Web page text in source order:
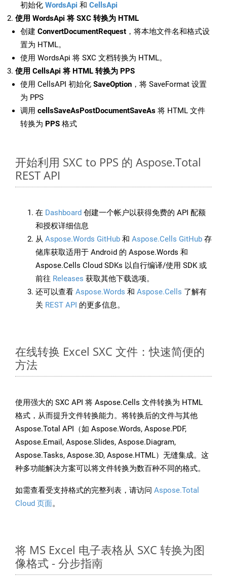
初始化 WordsApi 和 CellsApi
使用 WordsApi 将 SXC 转换为 HTML
创建 ConvertDocumentRequest ，将本地文件名和格式设
置为 HTML。
使用 WordsApi 将 SXC 文档转换为 HTML。
使用 CellsApi 将 HTML 转换为 PPS
使用 CellsAPI 初始化 SaveOption ，将 SaveFormat 设置
为 PPS
调用 cellsSaveAsPostDocumentSaveAs 将 HTML 文件
转换为 PPS 格式
开始利用 SXC to PPS 的 Aspose.Total
REST API
在 Dashboard 创建一个帐户以获得免费的 API 配额
和授权详细信息
从 Aspose.Words GitHub 和 Aspose.Cells GitHub 存
储库获取适用于 Android 的 Aspose.Words 和
Aspose.Cells Cloud SDKs 以自行编译/使用 SDK 或
前往 Releases 获取其他下载选项。
还可以查看 Aspose.Words 和 Aspose.Cells 了解有
关 REST API 的更多信息。
在线转换 Excel SXC 文件：快速简便的
方法
使用强大的 SXC API 将 Aspose.Cells 文件转换为 HTML
格式，从而提升文件转换能力。将转换后的文件与其他
Aspose.Total API（如 Aspose.Words, Aspose.PDF,
Aspose.Email, Aspose.Slides, Aspose.Diagram,
Aspose.Tasks, Aspose.3D, Aspose.HTML）无缝集成。这
种多功能解决方案可以将文件转换为数百种不同的格式。
如需查看受支持格式的完整列表，请访问 Aspose.Total
Cloud 页面。
将 MS Excel 电子表格从 SXC 转换为图
像格式 - 分步指南